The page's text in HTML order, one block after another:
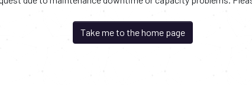
Take me to the home page